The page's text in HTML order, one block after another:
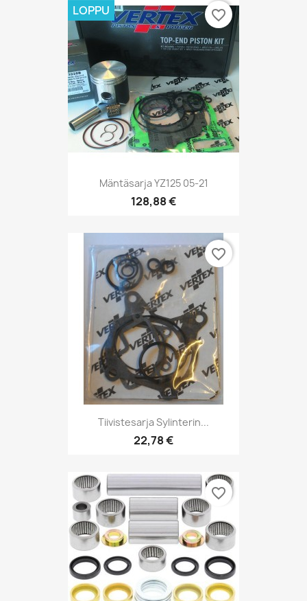
Mäntäsarja YZ125 05-21
128,88 €
LOPPU favorite_border
Tiivistesarja Sylinterin...
22,78 €
favorite_border
favorite_border